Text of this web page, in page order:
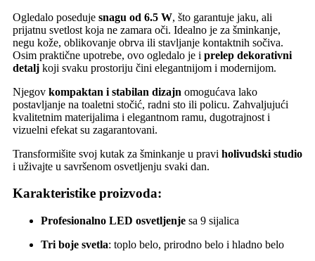
Ogledalo poseduje snagu od 6.5 W, što garantuje jaku, ali
prijatnu svetlost koja ne zamara oči. Idealno je za šminkanje,
negu kože, oblikovanje obrva ili stavljanje kontaktnih sočiva.
Osim praktične upotrebe, ovo ogledalo je i prelep dekorativni
detalj koji svaku prostoriju čini elegantnijom i modernijom.
Njegov kompaktan i stabilan dizajn omogućava lako
postavljanje na toaletni stočić, radni sto ili policu. Zahvaljujući
kvalitetnim materijalima i elegantnom ramu, dugotrajnost i
vizuelni efekat su zagarantovani.
Transformišite svoj kutak za šminkanje u pravi holivudski studio
i uživajte u savršenom osvetljenju svaki dan.
Karakteristike proizvoda:
Profesionalno LED osvetljenje sa 9 sijalica
Tri boje svetla: toplo belo, prirodno belo i hladno belo